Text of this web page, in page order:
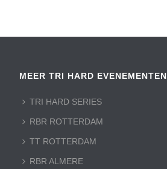
MEER TRI HARD EVENEMENTEN
TRI HARD SERIES
RBR ROTTERDAM
TT ROTTERDAM
RBR ALMERE